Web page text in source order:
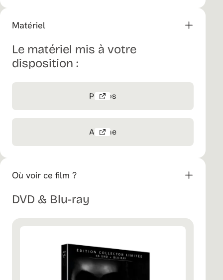
Matériel
Le matériel mis à votre
disposition :
Photos
Affiche
Où voir ce film ?
DVD & Blu-ray